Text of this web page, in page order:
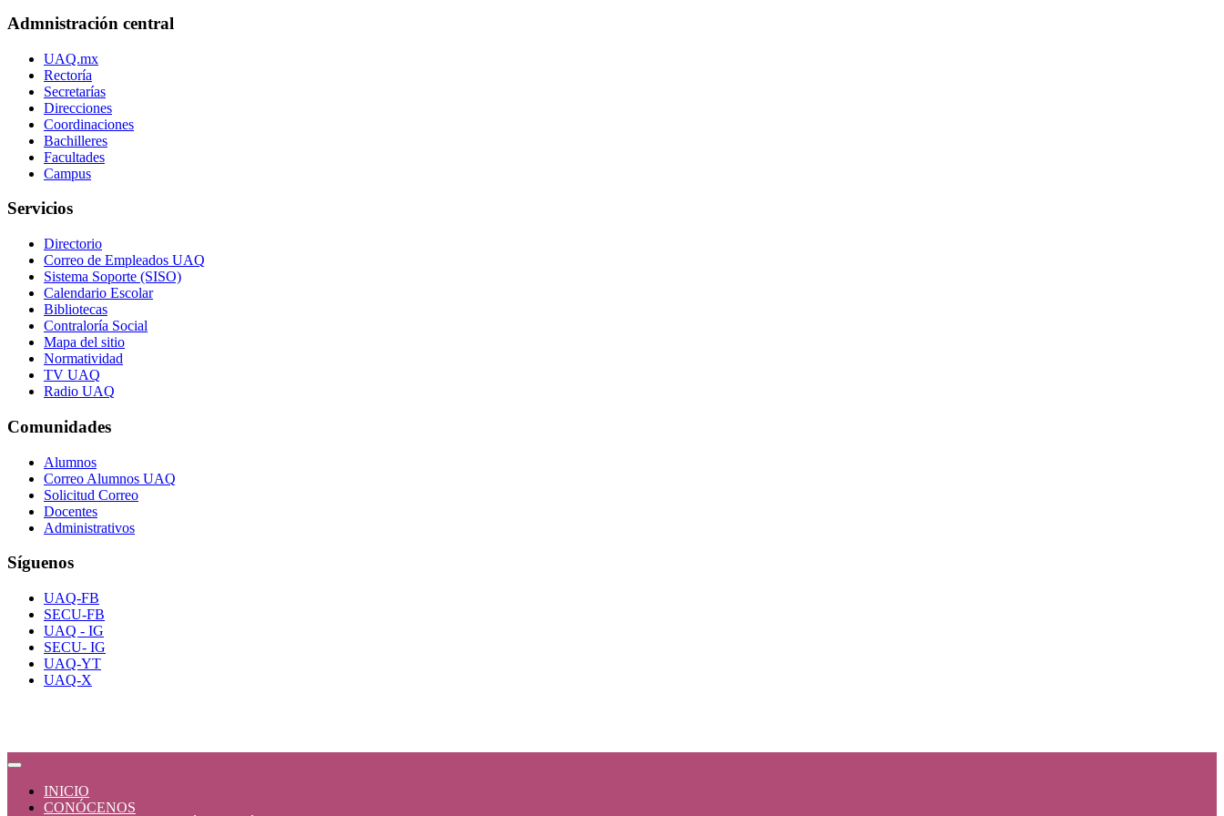
Admnistración central
UAQ.mx
Rectoría
Secretarías
Direcciones
Coordinaciones
Bachilleres
Facultades
Campus
Servicios
Directorio
Correo de Empleados UAQ
Sistema Soporte (SISO)
Calendario Escolar
Bibliotecas
Contraloría Social
Mapa del sitio
Normatividad
TV UAQ
Radio UAQ
Comunidades
Alumnos
Correo Alumnos UAQ
Solicitud Correo
Docentes
Administrativos
Síguenos
UAQ-FB
SECU-FB
UAQ - IG
SECU- IG
UAQ-YT
UAQ-X
INICIO
CONÓCENOS